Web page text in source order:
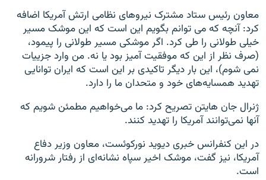
معاون رئیس ستاد مشترک نیروهای نظامی ارتش آمریکا اضافه
کرد: آنچه که می توانم بگویم این است که این موشک مسیر
خیلی طولانی را طی کرد. اگر موشکی مسیر طولانی را پیمود،
(صرف نظر از این که موفقیت آمیز بود یا نه. من وارد جزییات
نمی شوم)، این بار دیگر تاکیدی بر این است که ایران توانایی
تهدید همسایه‌های خود و متحدان ما را دارد.
ژنرال جان هایتن تصریح کرد: ما می‌خواهیم مطمئن شویم که
آنها نمی‌توانند آمریکا را تهدید کنند.
در این کنفرانس خبری دیوید نورکوئست، معاون وزیر دفاع
آمریکا، نیز گفت، موشک اخیر سپاه نشانه‌ای از رفتار شرورانه
است.